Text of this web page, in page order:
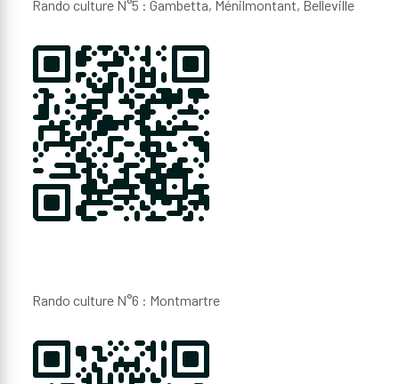
Rando culture N°5 : Gambetta, Ménilmontant, Belleville
Rando culture N°6 : Montmartre